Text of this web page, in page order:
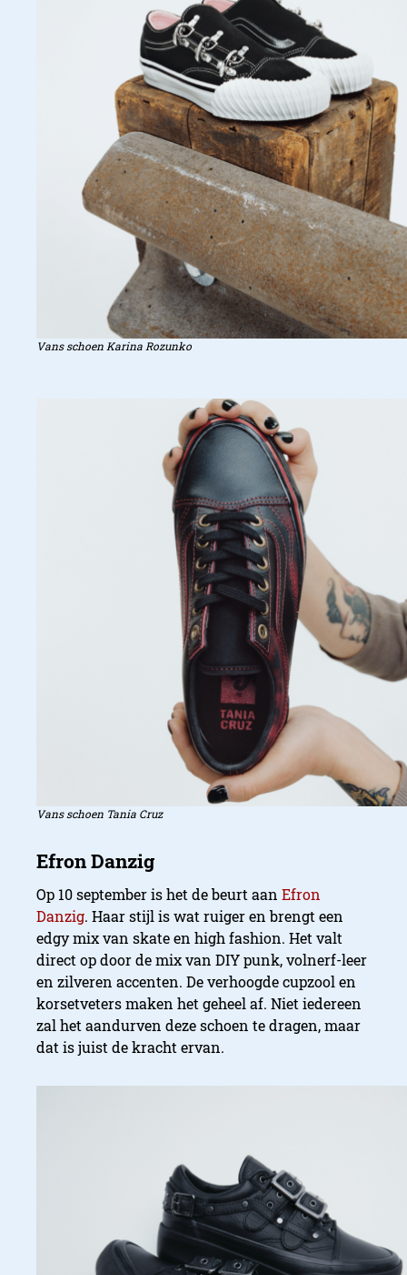
Vier atleten, vier visies
Cocona Hiraki
Vans schoen Karina Rozunko
Vans schoen Tania Cruz
Op 10 september is het de beurt aan Efron
Danzig. Haar stijl is wat ruiger en brengt een
edgy mix van skate en high fashion. Het valt
direct op door de mix van DIY punk, volnerf-leer
en zilveren accenten. De verhoogde cupzool en
korsetveters maken het geheel af. Niet iedereen
zal het aandurven deze schoen te dragen, maar
dat is juist de kracht ervan.